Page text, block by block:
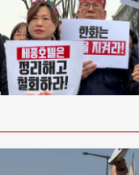
나, 대리전의 역..
직후, 러시아..
년까지 공..
토니아, 네덜란..